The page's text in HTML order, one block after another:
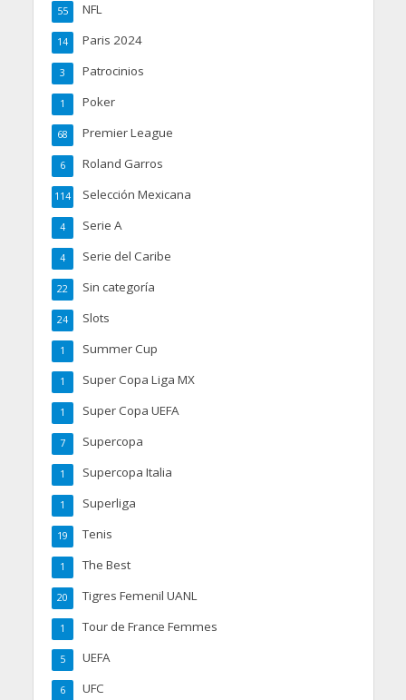
NFL
55
Paris 2024
14
Patrocinios
3
Poker
1
Premier League
68
Roland Garros
6
Selección Mexicana
114
Serie A
4
Serie del Caribe
4
Sin categoría
22
Slots
24
Summer Cup
1
Super Copa Liga MX
1
Super Copa UEFA
1
Supercopa
7
Supercopa Italia
1
Superliga
1
Tenis
19
The Best
1
Tigres Femenil UANL
20
Tour de France Femmes
1
UEFA
5
UFC
6